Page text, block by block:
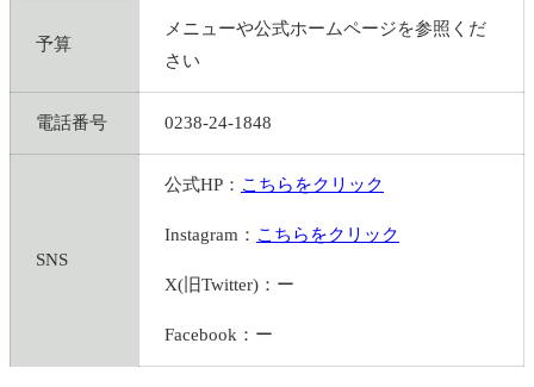
予算
メニューや公式ホームページを参照くだ
さい
電話番号 0238-24-1848
SNS
公式HP： こちらをクリック
Instagram： こちらをクリック
X(旧Twitter)：ー
Facebook：ー